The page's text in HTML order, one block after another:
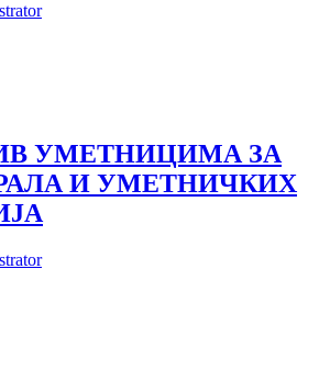
УМЕТНИЦИМА ЗА
И УМЕТНИЧКИХ